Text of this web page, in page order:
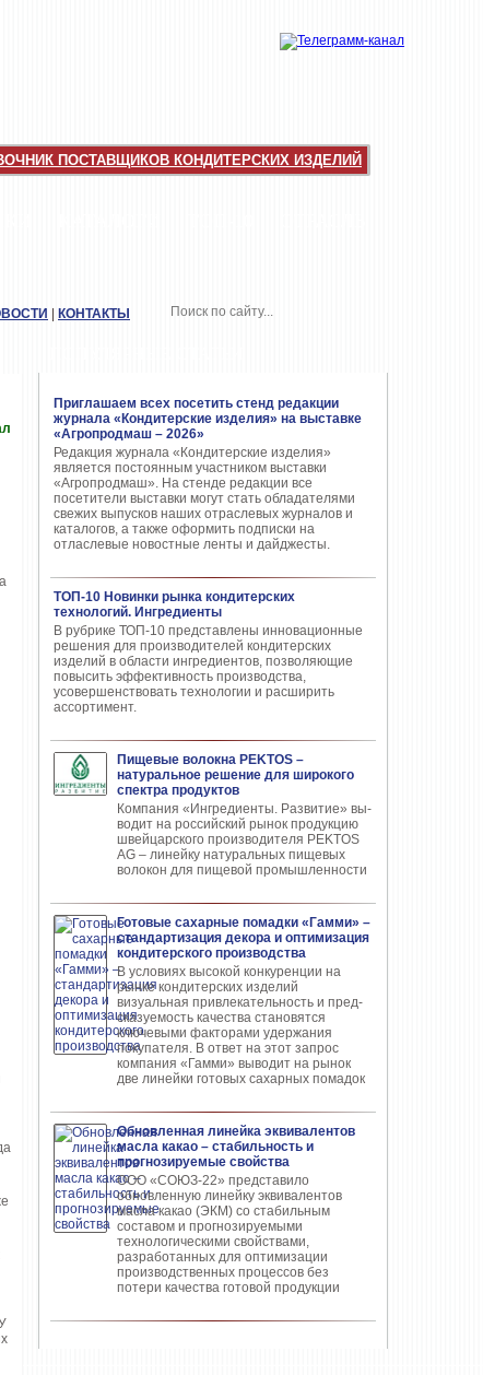
ПОСТАВЩИКОВ КОНДИТЕРСКИХ ИЗДЕЛИЙ
Приглашаем всех посетить стенд редакции
журнала «Кондитерские изделия» на выставке
«Агропродмаш – 2026»
Редакция журнала «Кондитерские изделия»
является постоянным участником выставки
«Агропродмаш». На стенде редакции все
посетители выставки могут стать обладателями
свежих выпусков наших отраслевых журналов и
каталогов, а также оформить подписки на
отласлевые новостные ленты и дайджесты.
ТОП-10 Новинки рынка кондитерских
технологий. Ингредиенты
В рубрике ТОП-10 представлены инновационные
решения для производителей кондитерских
изделий в области ингредиентов, позволяющие
повысить эффективность производства,
усовершенствовать технологии и расширить
ассортимент.
Пищевые волокна PEKTOS –
натуральное решение для широкого
спектра продуктов
Компания «Ингредиенты. Развитие» вы­
водит на российский рынок продукцию
швей­царского производителя PEKTOS
AG – ли­нейку натуральных пищевых
волокон для пи­щевой промышленности
Готовые сахарные помадки «Гамми» –
стандартизация декора и оптимизация
кондитерского производства
В условиях высокой кон­куренции на
рынке конди­терских изделий
визуальная привлекательность и пред­
сказуемость качества ста­новятся
ключевыми факто­рами удержания
покупателя. В ответ на этот запрос
компания «Гамми» выводит на рынок
две линейки готовых сахарных помадок
Обновленная линейка эквивалентов
масла какао – стабильность и
прогнозируемые свойства
ООО «СОЮЗ-22» представило
обновлен­ную линейку эквивалентов
масла ка­као (ЭКМ) со стабильным
составом и прогнозируемыми
технологическими свойствами,
разработанных для опти­мизации
производственных процес­сов без
потери качества готовой про­дукции
КОНТАКТЫ